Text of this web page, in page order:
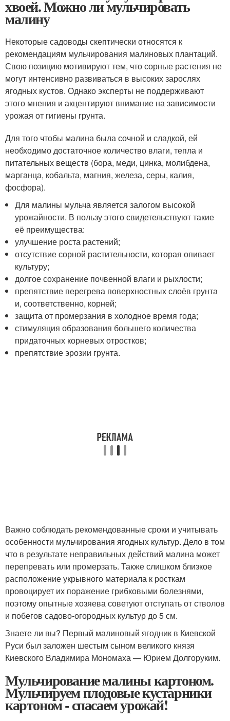
хвоей. Можно ли мульчировать
малину
Некоторые садоводы скептически относятся к
рекомендациям мульчирования малиновых плантаций.
Свою позицию мотивируют тем, что сорные растения не
могут интенсивно развиваться в высоких зарослях
ягодных кустов. Однако эксперты не поддерживают
этого мнения и акцентируют внимание на зависимости
урожая от гигиены грунта.
Для того чтобы малина была сочной и сладкой, ей
необходимо достаточное количество влаги, тепла и
питательных веществ (бора, меди, цинка, молибдена,
марганца, кобальта, магния, железа, серы, калия,
фосфора).
Для малины мульча является залогом высокой
урожайности. В пользу этого свидетельствуют такие
её преимущества:
улучшение роста растений;
отсутствие сорной растительности, которая опивает
культуру;
долгое сохранение почвенной влаги и рыхлости;
препятствие перегрева поверхностных слоёв грунта
и, соответственно, корней;
защита от промерзания в холодное время года;
стимуляция образования большего количества
придаточных корневых отростков;
препятствие эрозии грунта.
Важно соблюдать рекомендованные сроки и учитывать
особенности мульчирования ягодных культур. Дело в том
что в результате неправильных действий малина может
перепревать или промерзать. Также слишком близкое
расположение укрывного материала к росткам
провоцирует их поражение грибковыми болезнями,
поэтому опытные хозяева советуют отступать от стволов
и побегов садово-огородных культур до 5 см.
Знаете ли вы? Первый малиновый ягодник в Киевской
Руси был заложен шестым сыном великого князя
Киевского Владимира Мономаха — Юрием Долгоруким.
Мульчирование малины картоном.
Мульчируем плодовые кустарники
картоном - спасаем урожай!